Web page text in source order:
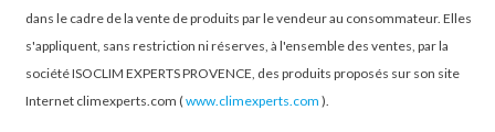
dans le cadre de la vente de produits par le vendeur au consommateur. Elles
s'appliquent, sans restriction ni réserves, à l'ensemble des ventes, par la
société ISOCLIM EXPERTS PROVENCE, des produits proposés sur son site
Internet climexperts.com (www.climexperts.com ).